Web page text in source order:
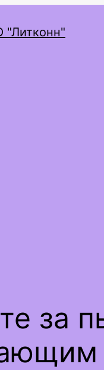
"Литконн"
за